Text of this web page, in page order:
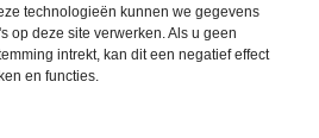
technologieën kunnen we gegevens
op deze site verwerken. Als u geen
intrekt, kan dit een negatief effect
en functies.
in goede conditie